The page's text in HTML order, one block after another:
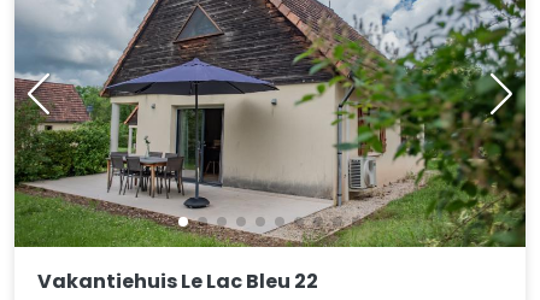
Vakantiehuis Le Lac Bleu 22